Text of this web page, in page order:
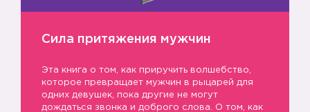
Сила притяжения мужчин
Эта книга о том, как приручить волшебство,
которое превращает мужчин в рыцарей для
одних девушек, пока другие не могут
дождаться звонка и доброго слова. О том, как